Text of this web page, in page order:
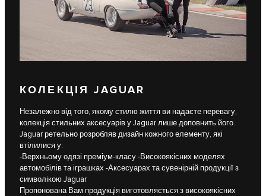
КОЛЕКЦІЯ JAGUAR
Незалежно від того, якому стилю життя ви надаєте перевагу,
колекція стильних аксесуарів у Jaguar лише доповнить його.
Jaguar ретельно розробляв дизайн кожного елементу, які
втілилися у:
-Верхньому одязі преміум-класу -Високоякісних моделях
автомобілів та іграшках -Аксесуарах та сувенірній продукції з
символікою Jaguar
Пропонована Вам продукція виготовляється з високоякісних